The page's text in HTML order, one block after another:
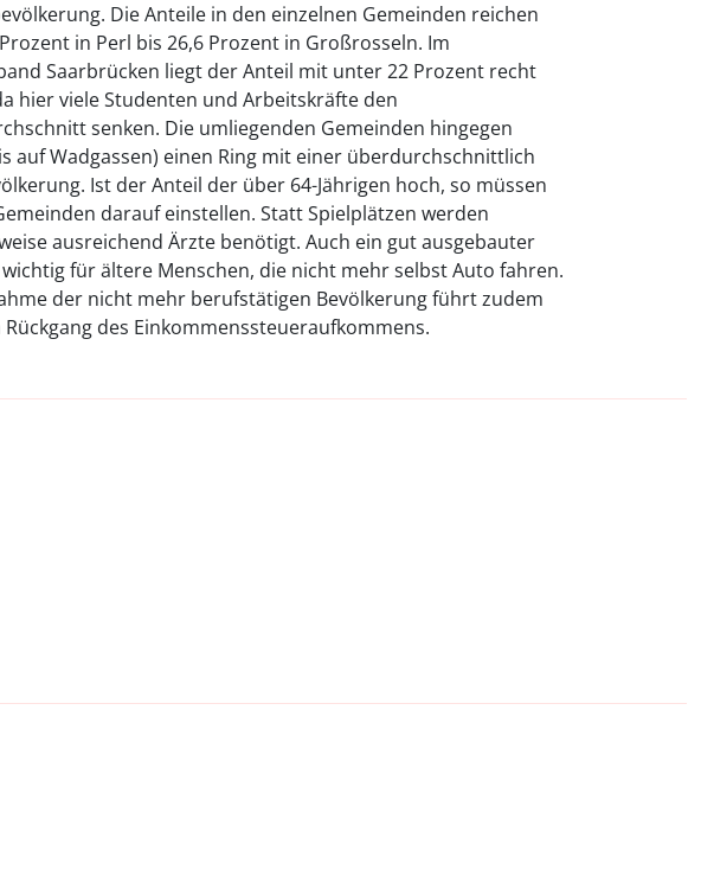
Die Anteile in den einzelnen Gemeinden reichen
in Perl bis 26,6 Prozent in Großrosseln. Im
Saarbrücken liegt der Anteil mit unter 22 Prozent recht
hier viele Studenten und Arbeitskräfte den
senken. Die umliegenden Gemeinden hingegen
auf Wadgassen) einen Ring mit einer überdurchschnittlich
Ist der Anteil der über 64-Jährigen hoch, so müssen
darauf einstellen. Statt Spielplätzen werden
ausreichend Ärzte benötigt. Auch ein gut ausgebauter
wichtig für ältere Menschen, die nicht mehr selbst Auto fahren.
der nicht mehr berufstätigen Bevölkerung führt zudem
des Einkommenssteueraufkommens.